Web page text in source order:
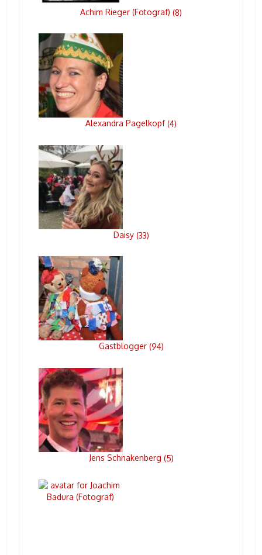
Achim Rieger (Fotograf) (8)
Alexandra Pagelkopf(4)
Daisy (33)
Gastblogger (94)
Jens Schnakenberg (5)